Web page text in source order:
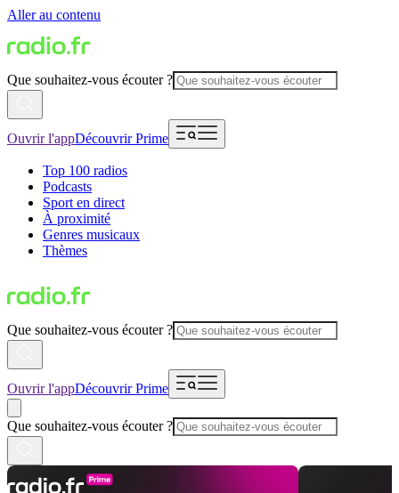
Aller au contenu
Que souhaitez-vous écouter ?
Ouvrir l'appDécouvrir Prime
Top 100 radios
Podcasts
Sport en direct
À proximité
Genres musicaux
Thèmes
Que souhaitez-vous écouter ?
Ouvrir l'appDécouvrir Prime
Que souhaitez-vous écouter ?